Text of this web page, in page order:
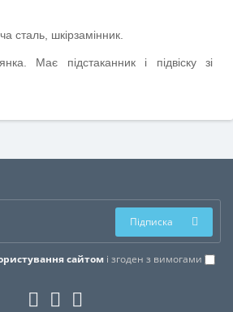
сталь, шкірзамінник.
Має підстаканник і підвіску зі
сайтом і згоден з вимогами
Підписка